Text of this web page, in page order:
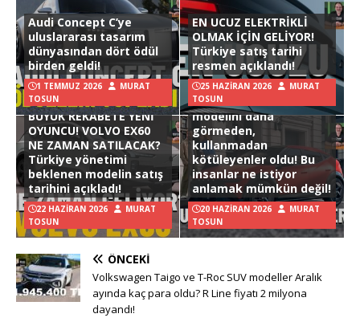
Audi Concept C’ye
uluslararası tasarım
dünyasından dört ödül
birden geldi!
1 TEMMUZ 2026
MURAT
TOSUN
EN UCUZ ELEKTRİKLİ
OLMAK İÇİN GELİYOR!
Türkiye satış tarihi
resmen açıklandı!
25 HAZIRAN 2026
MURAT
TOSUN
BÜYÜK REKABETE YENİ
OYUNCU! VOLVO EX60
NE ZAMAN SATILACAK?
Türkiye yönetimi
beklenen modelin satış
tarihini açıkladı!
22 HAZIRAN 2026
MURAT
TOSUN
Hyundai Ioniq 3
modelini daha
görmeden,
kullanmadan
kötüleyenler oldu! Bu
insanlar ne istiyor
anlamak mümkün değil!
20 HAZIRAN 2026
MURAT
TOSUN
ÖNCEKI
Volkswagen Taigo ve T-Roc SUV modeller Aralık
ayında kaç para oldu? R Line fiyatı 2 milyona
dayandı!